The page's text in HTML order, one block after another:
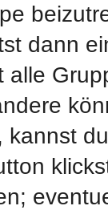
dann
alle
kannst